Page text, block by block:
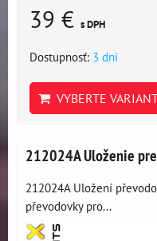
39 € s DPH
Dostupnosť: 3 dni
VYBERTE
212024A Uloženie
212024A Uložení
převodovky pro...